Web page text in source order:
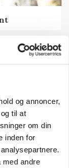
og annoncer,
til at
om din
inden for
med andre